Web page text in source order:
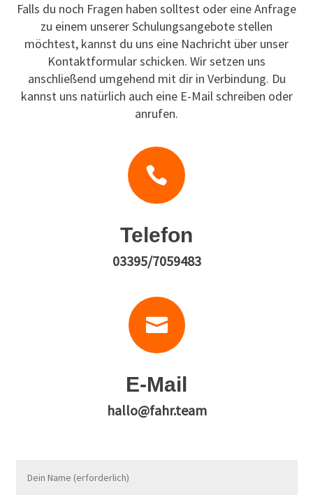
Falls du noch Fragen haben solltest oder eine Anfrage
zu einem unserer Schulungsangebote stellen
möchtest, kannst du uns eine Nachricht über unser
Kontaktformular schicken. Wir setzen uns
anschließend umgehend mit dir in Verbindung. Du
kannst uns natürlich auch eine E-Mail schreiben oder
anrufen.

Telefon
03395/7059483

E-Mail
hallo@fahr.team